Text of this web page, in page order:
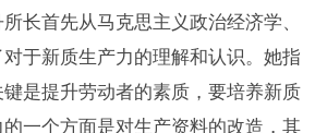
长首先从马克思主义政治经济学、
于新质生产力的理解和认识。她指
是提升劳动者的素质，要培养新质
一个方面是对生产资料的改造，其